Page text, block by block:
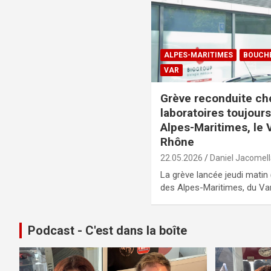
ALPES-MARITIMES
VAR
Grève reconduite
laboratoires
Alpes-Maritimes, le
Rhône
22.05.2026 Daniel
La grève lancée jeudi
des Alpes-Maritimes, du
Podcast - C'est dans la boîte